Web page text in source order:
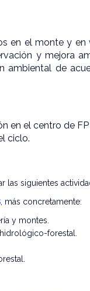
en el monte y
y mejora
ambiental de
en el centro de
ciclo.
las siguientes
, más concretamente:
y montes.
forestal.